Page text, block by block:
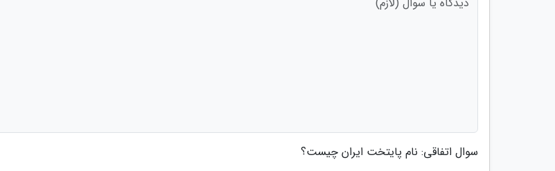
سوال اتفاقی: نام پایتخت ایران چیست؟